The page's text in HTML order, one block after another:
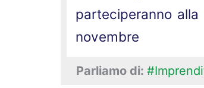
parteciperanno
novembre
Parliamo di: